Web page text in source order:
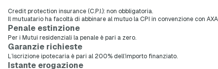
Credit protection insurance (C.P.I.): non obbligatoria.
Il mutuatario ha facoltà di abbinare al mutuo la CPI in convenzione con
Penale estinzione
Per i Mutui residenziali la penale è pari a zero.
Garanzie richieste
L’iscrizione ipotecaria è pari al 200% dell’importo finanziato.
Istante erogazione